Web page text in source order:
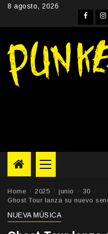
Skip8 agosto, 2026
Primary
Menu
Home 2025 junio
30
Ghost Tour lanza su nuevo
NUEVA MÚSICA